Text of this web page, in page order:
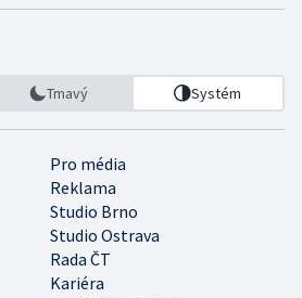
Tmavý Systém
Pro média
Reklama
Studio Brno
Studio Ostrava
Rada ČT
Kariéra